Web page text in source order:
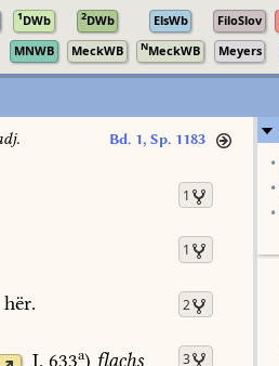
1DWb 2DWb ElsWb FiloSlov
MNWB MeckWB NMeckWB Meyers
Bd. 1, Sp. 1183
1
1
2
hër.
3
I. 633a) flachs
•
•
•